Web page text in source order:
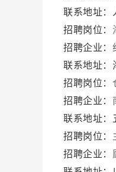
联系地址：
招聘岗位：
招聘企业：
联系地址：
招聘岗位：
招聘企业：
联系地址：
招聘岗位：
招聘企业：